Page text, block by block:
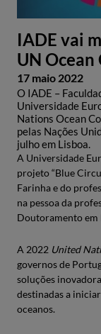
IADE vai
UN Ocean
17 maio 2022
O IADE –
Universidade
Nations Ocean
pelas Nações
julho em Lisboa.
A Universidade
projeto “Blue
Farinha e do
na pessoa da
Doutoramento em
A 2022 United
governos de
soluções
destinadas a
oceanos.